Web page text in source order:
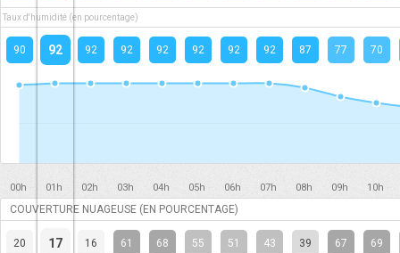
Taux d'humidité (en pourcentage)
90 92 92 92 92 92 92 92 87 77 70
00h 01h 02h 03h 04h 05h 06h 07h 08h 09h 10h
COUVERTURE NUAGEUSE (EN POURCENTAGE)
20 17 16 61 68 55 51 43 39 67 69